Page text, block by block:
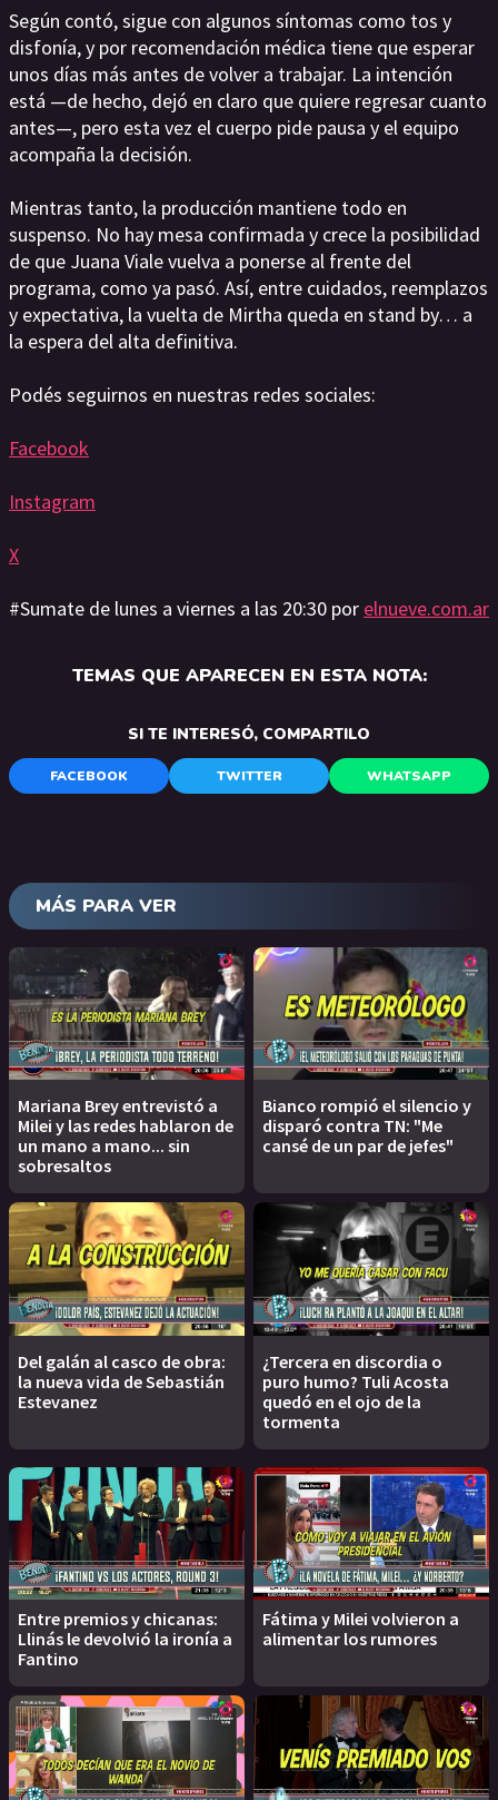
Según contó, sigue con algunos síntomas como tos y
disfonía, y por recomendación médica tiene que esperar
unos días más antes de volver a trabajar. La intención
está —de hecho, dejó en claro que quiere regresar cuanto
antes—, pero esta vez el cuerpo pide pausa y el equipo
acompaña la decisión.
Mientras tanto, la producción mantiene todo en
suspenso. No hay mesa confirmada y crece la posibilidad
de que Juana Viale vuelva a ponerse al frente del
programa, como ya pasó. Así, entre cuidados, reemplazos
y expectativa, la vuelta de Mirtha queda en stand by… a
la espera del alta definitiva.
Podés seguirnos en nuestras redes sociales:
Facebook
Instagram
X
#Sumate de lunes a viernes a las 20:30 por elnueve.com.ar
TEMAS QUE APARECEN EN ESTA NOTA:
SI TE INTERESÓ, COMPARTILO
FACEBOOK TWITTER WHATSAPP
MÁS PARA VER
Mariana Brey entrevistó a
Milei y las redes hablaron de
un mano a mano... sin
sobresaltos
Bianco rompió el silencio y
disparó contra TN: "Me
cansé de un par de jefes"
Del galán al casco de obra:
la nueva vida de Sebastián
Estevanez
¿Tercera en discordia o
puro humo? Tuli Acosta
quedó en el ojo de la
tormenta
Entre premios y chicanas:
Llinás le devolvió la ironía a
Fantino
Fátima y Milei volvieron a
alimentar los rumores